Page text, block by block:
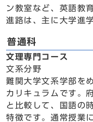
ン教室など、英語教
進路は、主に大学進
普通科
文理専門コース
文系分野
難関大学文系学部を
カリキュラムです。
と比較して、国語の
特徴です。通常授業